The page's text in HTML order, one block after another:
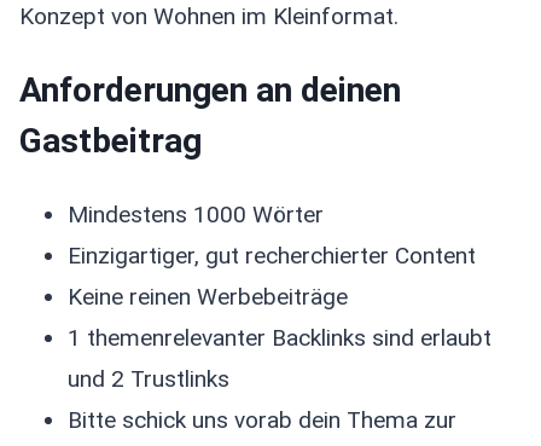
Konzept von Wohnen im Kleinformat.
Anforderungen an deinen
Gastbeitrag
Mindestens 1000 Wörter
Einzigartiger, gut recherchierter Content
Keine reinen Werbebeiträge
1 themenrelevanter Backlinks sind erlaubt
und 2 Trustlinks
Bitte schick uns vorab dein Thema zur